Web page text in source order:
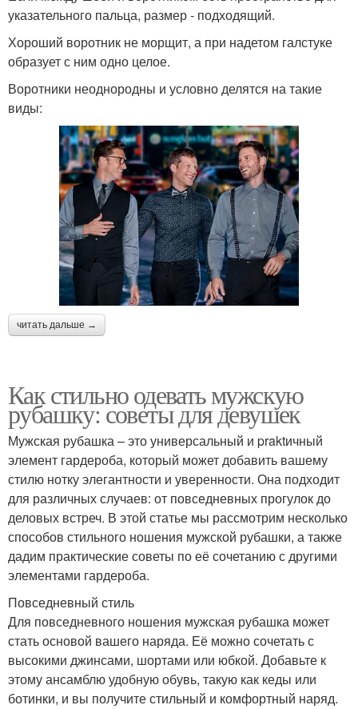
указательного пальца, размер - подходящий.
Хороший воротник не морщит, а при надетом галстуке
образует с ним одно целое.
Воротники неоднородны и условно делятся на такие
виды:
читать дальше →
Как стильно одевать мужскую
рубашку: советы для девушек
Мужская рубашка – это универсальный и praktичный
элемент гардероба, который может добавить вашему
стилю нотку элегантности и уверенности. Она подходит
для различных случаев: от повседневных прогулок до
деловых встреч. В этой статье мы рассмотрим несколько
способов стильного ношения мужской рубашки, а также
дадим практические советы по её сочетанию с другими
элементами гардероба.
Повседневный стиль
Для повседневного ношения мужская рубашка может
стать основой вашего наряда. Её можно сочетать с
высокими джинсами, шортами или юбкой. Добавьте к
этому ансамблю удобную обувь, такую как кеды или
ботинки, и вы получите стильный и комфортный наряд.